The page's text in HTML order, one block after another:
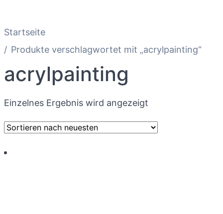
Startseite
Produkte verschlagwortet mit „acrylpainting“
acrylpainting
Einzelnes Ergebnis wird angezeigt